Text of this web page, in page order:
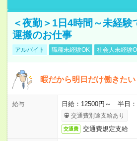
＜夜勤＞1日4時間～未経
運搬のお仕事
アルバイト 職種未経験OK 社会人未経験
暇だから明日だけ働きた
給与 日給：12500円～ 半日
交通費別途支給あり
交通費 交通費規定支給